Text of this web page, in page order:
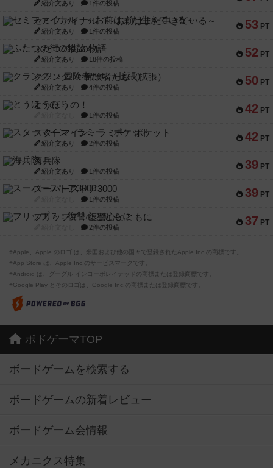
紹介文あり 1件の投稿
53 PT
セミファイナル ～お前はまだ生きている～
紹介文あり 1件の投稿
52 PT
ふたつの街の物語
紹介文あり 18件の投稿
50 PT
クランク! ：冒険者たち（拡張）
紹介文あり 4件の投稿
42 PT
とうほうの！
1件の投稿
42 PT
スターマイン・ラミー ポケット
紹介文あり 2件の投稿
39 PT
海兵隊
紹介文あり 1件の投稿
39 PT
スーパーストア3000
1件の投稿
37 PT
フリップ７：復讐心とともに
2件の投稿
※Apple、Apple のロゴ は、米国および他の国々で登録されたApple Inc.の商標です。
※App Store は、Apple Inc.のサービスマークです。
※Android は、グーグル インコーポレイテッドの商標または登録商標です。
※Google Play とそのロゴは、Google Inc.の商標または登録商標です。
ボドゲーマTOP
ボードゲームを検索する
ボードゲームの新着レビュー
ボードゲーム会情報
メカニクス特集